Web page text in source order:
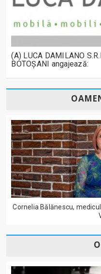
(A) LUCA DAMILANO
BOTOȘANI angajează:
Cornelia Bălănescu,